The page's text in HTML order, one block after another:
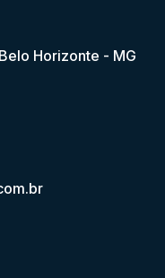
Horizonte - MG